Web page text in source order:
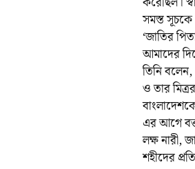
সমস্ত
‘জাতির
আমাদের
তিনি
ও তার
এর আগে
লক্ষ নারী,
শহীদের